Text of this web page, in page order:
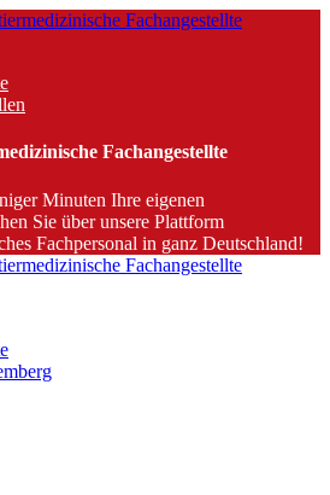
Fachangestellte
Minuten Ihre eigenen
Sie über unsere Plattform
Fachpersonal in ganz Deutschland!